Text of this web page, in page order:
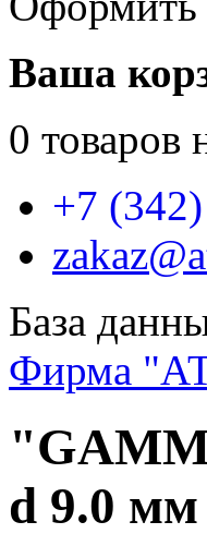
Ваша
0 товаров
+7
База
Фирма
d 9.0 мм